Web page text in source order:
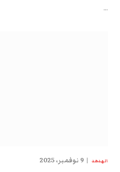
…
الهدهد 9 نوفمبر، 2025